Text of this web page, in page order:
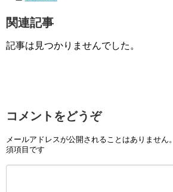
関連記事
記事は見つかりませんでした。
コメントをどうぞ
メールアドレスが公開されることはありません。
須項目です